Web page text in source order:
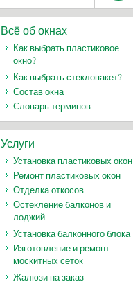
Всё об окнах
Как выбрать пластиковое
окно?
Как выбрать стеклопакет?
Состав окна
Словарь терминов
Услуги
Установка пластиковых окон
Ремонт пластиковых окон
Отделка откосов
Остекление балконов и
лоджий
Установка балконного блока
Изготовление и ремонт
москитных сеток
Жалюзи на заказ